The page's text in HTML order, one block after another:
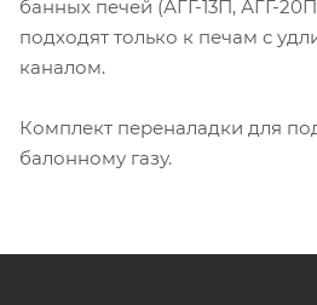
банных печей (АГГ-13П, АГГ-
подходят только к печам с
каналом.
Комплект переналадки для
балонному газу.